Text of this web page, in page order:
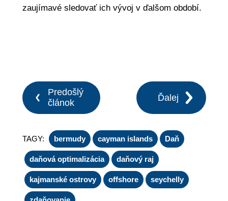
zaujímavé sledovať ich vývoj v ďalšom období.
Predošlý
článok
Ďalej
TAGY: bermudy cayman islands Daň
daňová optimalizácia daňový raj
kajmanské ostrovy offshore seychelly